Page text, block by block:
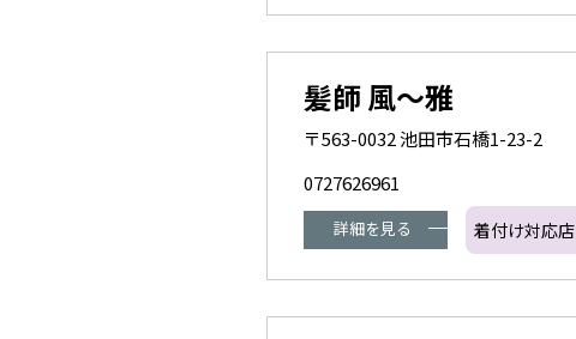
髪師 風～雅
〒563-0032 池田市石橋1-23-2
0727626961
詳細を見る 着付け対応店